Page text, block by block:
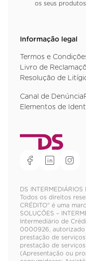
os seus
Informação legal
Termos e
Livro de
Resolução de
Canal de Denúncia
Elementos de
DS
Todos os direitos
CRÉDITO" é uma
SOLUÇÕES –
Intermediário de
0000926, autorizado
prestação de
prestação de
(Apresentação ou